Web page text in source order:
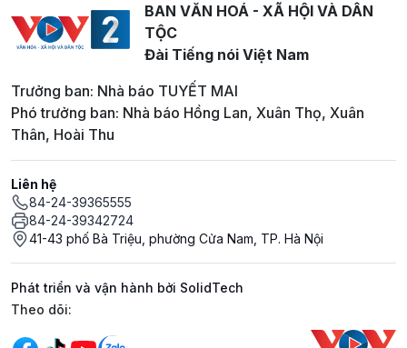
BAN VĂN HOÁ - XÃ HỘI VÀ DÂN
TỘC
Đài Tiếng nói Việt Nam
Trưởng ban: Nhà báo TUYẾT MAI
Phó trưởng ban: Nhà báo Hồng Lan, Xuân Thọ, Xuân
Thân, Hoài Thu
Liên hệ
84-24-39365555
84-24-39342724
41-43 phố Bà Triệu, phường Cửa Nam, TP. Hà Nội
Phát triển và vận hành bởi SolidTech
Mạng xã hội
Theo dõi: